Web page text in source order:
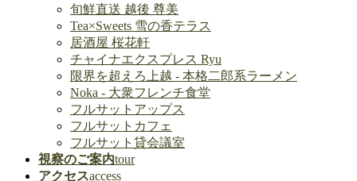
旬鮮直送 越後 尊美
Tea×Sweets 雪の香テラス
居酒屋 桜花軒
チャイナエクスプレス Ryu
限界を超えろ上越 - 本格二郎系ラーメン
Noka - 大衆フレンチ食堂
フルサットアップス
フルサットカフェ
フルサット貸会議室
視察のご案内tour
アクセスaccess